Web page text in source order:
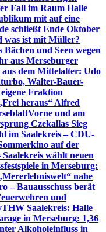
Fall im Raum Halle
mit auf eine
schließt Ende Oktober
was ist mit Müller?
Bächen und Seen wegen
aus Merseburger
aus dem Mittelalter: Udo
Walter-Bauer-
Fraktion
heraus“ Alfred
Vorne und am
Czekallas Sieg
im Saalekreis – CDU-
auf der
wählt neuen
in Merseburg:
nahe
– Bauausschuss berät
und
THW Saalekreis: Halle
in Merseburg: 1,36
Alkoholeinfluss in